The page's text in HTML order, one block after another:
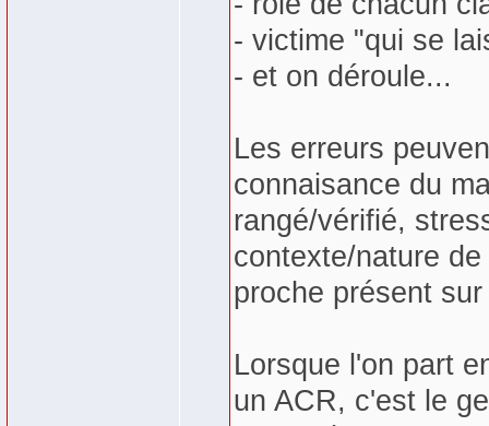
- victime "qui se
- et on déroule...
Les erreurs
connaisance du
rangé/vérifié,
contexte/nature
proche présent
Lorsque l'on part
un ACR, c'est le